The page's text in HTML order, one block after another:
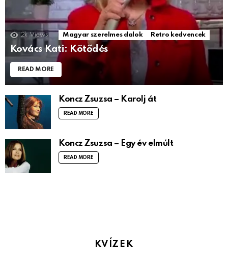
2k Views Magyar szerelmes dalok Retro kedvencek
Kovács Kati: Kötődés
READ MORE
Koncz Zsuzsa – Karolj át
READ MORE
Koncz Zsuzsa – Egy év elmúlt
READ MORE
KVÍZEK